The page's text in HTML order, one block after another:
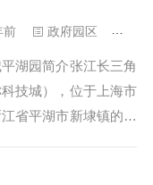
平湖园距离杭州、宁
前 政府园区
湖园简介张江长三角
技城），位于上海市
省平湖市新埭镇的交